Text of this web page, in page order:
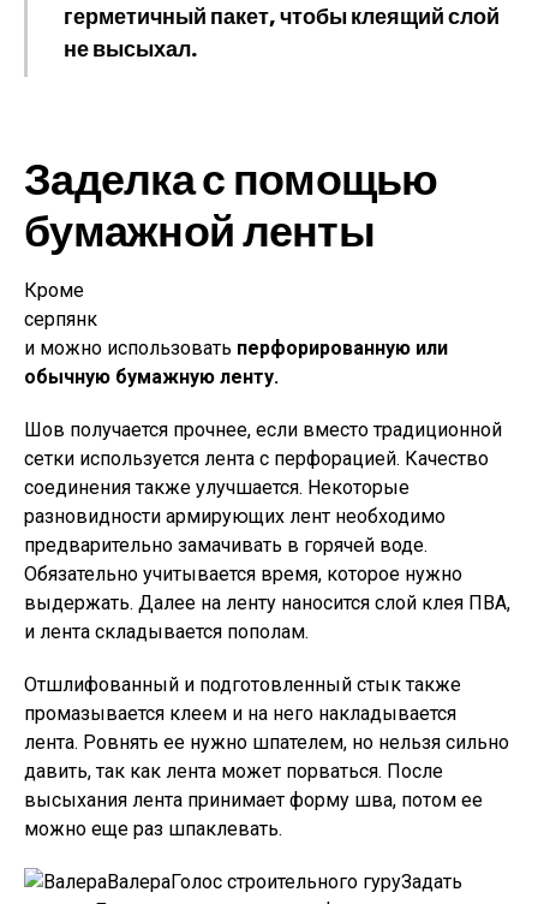
герметичный пакет, чтобы клеящий слой
не высыхал.
Заделка с помощью
бумажной ленты
Кроме
серпянк
и можно использовать перфорированную или
обычную бумажную ленту.
Шов получается прочнее, если вместо традиционной
сетки используется лента с перфорацией. Качество
соединения также улучшается. Некоторые
разновидности армирующих лент необходимо
предварительно замачивать в горячей воде.
Обязательно учитывается время, которое нужно
выдержать. Далее на ленту наносится слой клея ПВА,
и лента складывается пополам.
Отшлифованный и подготовленный стык также
промазывается клеем и на него накладывается
лента. Ровнять ее нужно шпателем, но нельзя сильно
давить, так как лента может порваться. После
высыхания лента принимает форму шва, потом ее
можно еще раз шпаклевать.
ВалераГолос строительного гуруЗадать